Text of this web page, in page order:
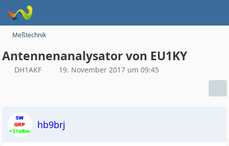
Meßtechnik
Antennenanalysator von EU1KY
DH1AKF 19. November 2017 um 09:45
hb9brj